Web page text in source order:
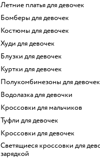
Летние платья для девочек
Бомберы для девочек
Костюмы для девочек
Худи для девочек
Блузки для девочек
Куртки для девочек
Полукомбинезоны для девочек
Водолазка для девочки
Кроссовки для мальчиков
Туфли для девочек
Кроссовки для девочек
Светящиеся кроссовки для девочек с
зарядкой